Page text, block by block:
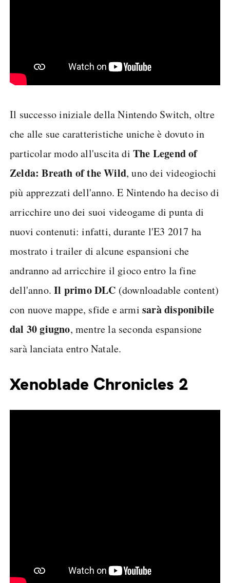
Il successo iniziale della Nintendo Switch, oltre
che alle sue caratteristiche uniche è dovuto in
particolar modo all'uscita di The Legend of
Zelda: Breath of the Wild, uno dei videogiochi
più apprezzati dell'anno. E Nintendo ha deciso di
arricchire uno dei suoi videogame di punta di
nuovi contenuti: infatti, durante l'E3 2017 ha
mostrato i trailer di alcune espansioni che
andranno ad arricchire il gioco entro la fine
dell'anno.Il primo DLC (downloadable content)
con nuove mappe, sfide e armi sarà disponibile
dal 30 giugno, mentre la seconda espansione
sarà lanciata entro Natale.
Xenoblade Chronicles 2